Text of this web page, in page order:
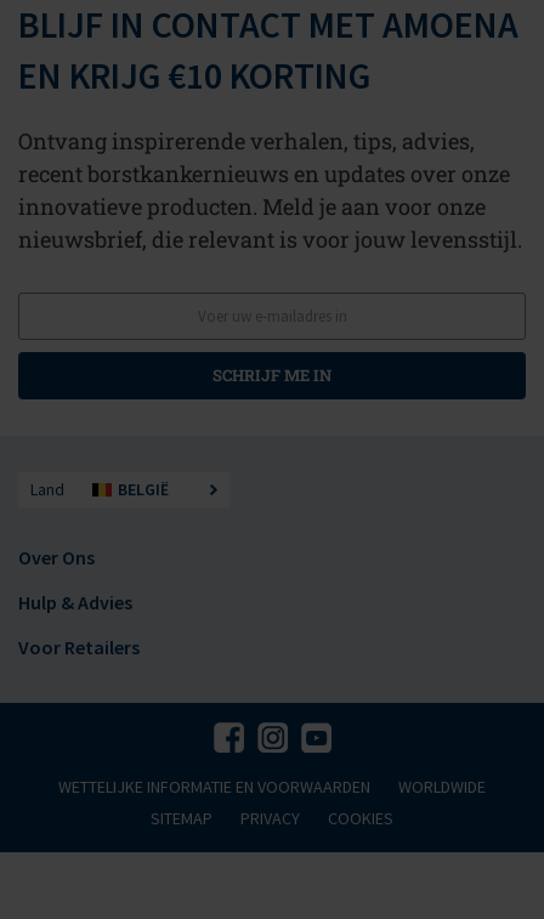
BLIJF IN CONTACT MET AMOENA
EN KRIJG €10 KORTING
Ontvang inspirerende verhalen, tips, advies,
recent borstkankernieuws en updates over onze
innovatieve producten. Meld je aan voor onze
nieuwsbrief, die relevant is voor jouw levensstijl.
SCHRIJF ME IN
Land BELGIË
Over Ons
Hulp & Advies
Voor Retailers
WETTELIJKE INFORMATIE EN VOORWAARDEN
WORLDWIDE
SITEMAP
PRIVACY COOKIES